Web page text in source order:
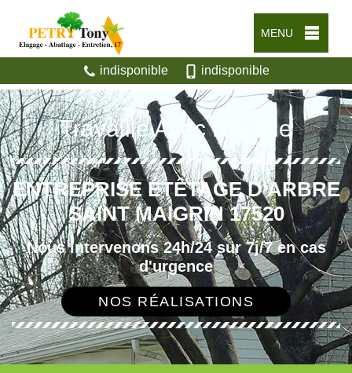
MENU
indisponible indisponible
Travaille Avec Nacelle
ENTREPRISE ÉTÊTAGE D'ARBRE
SAINT MAIGRIN 17520
Nous intervenons 24h/24 sur 7j/7 en cas
d'urgence
NOS RÉALISATIONS